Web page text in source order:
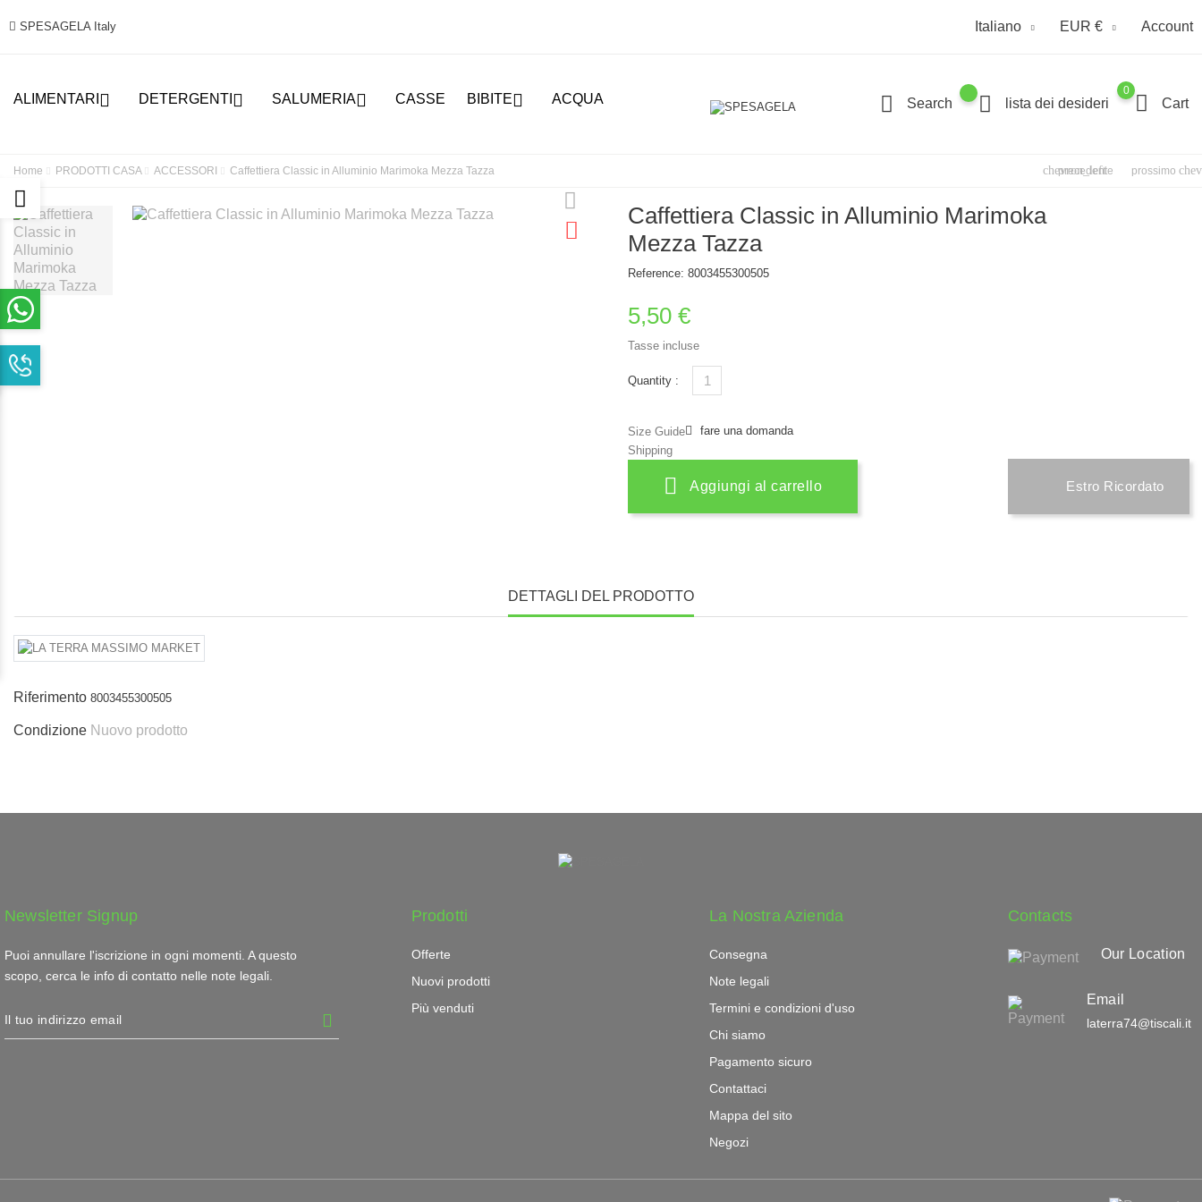
SPESAGELA Italy Italiano EUR € Account
ALIMENTARI  DETERGENTI  SALUMERIA CASSE BIBITE ACQUA Search lista dei desideri
0
Cart
Home PRODOTTI CASA ACCESSORI Caffettiera Classic in Alluminio Marimoka Mezza Tazza chevron_left
precedente prossimo
Caffettiera Classic in Alluminio Marimoka
Mezza Tazza
Reference: 8003455300505
5,50 €
Tasse incluse
Quantity :
Size Guide
Shipping
fare una domanda
Aggiungi al carrello Estro Ricordato
DETTAGLI DEL PRODOTTO
Riferimento 8003455300505
Condizione Nuovo prodotto
Newsletter Signup
Puoi annullare l'iscrizione in ogni momenti. A questo
scopo, cerca le info di contatto nelle note legali.
Prodotti
Offerte
Nuovi prodotti
Più venduti
La Nostra Azienda
Consegna
Note legali
Termini e condizioni d'uso
Chi siamo
Pagamento sicuro
Contattaci
Mappa del sito
Negozi
Contacts
Our Location
Email
laterra74@tiscali.it